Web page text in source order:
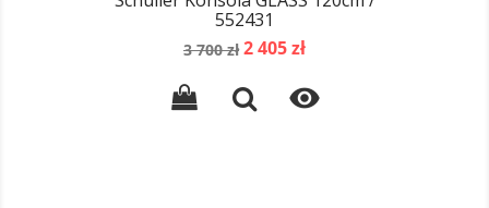
552431
Cena
3 700 zł Cena
2 405 zł
